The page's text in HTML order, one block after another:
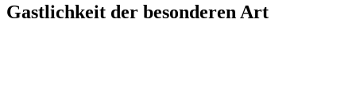
Gastlichkeit der besonderen Art